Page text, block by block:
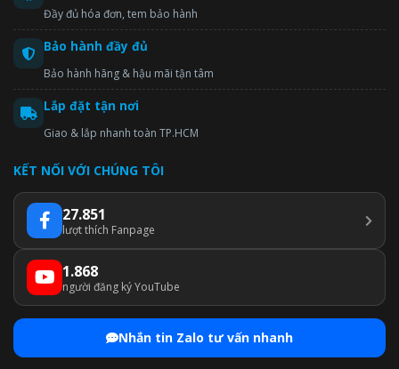
Đầy đủ hóa đơn, tem bảo hành
Bảo hành đầy đủ
Bảo hành hãng & hậu mãi tận tâm
Lắp đặt tận nơi
Giao & lắp nhanh toàn TP.HCM
KẾT NỐI VỚI CHÚNG TÔI
27.851
lượt thích Fanpage
1.868
người đăng ký YouTube
Nhắn tin Zalo tư vấn nhanh